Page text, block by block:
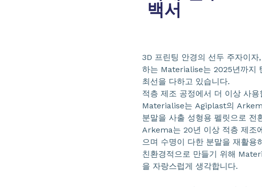
백서
3D 프린팅 안경의 선두 주자이
하는 Materialise는 2025년까지
최선을 다하고 있습니다.
적층 제조 공정에서 더 이상 사
Materialise는 Agiplast의
분말을 사출 성형용 펠릿으로 전
Arkema는 20년 이상 적층 제조
으며 수명이 다한 분말을 재활
친환경적으로 만들기 위해
을 자랑스럽게 생각합니다.